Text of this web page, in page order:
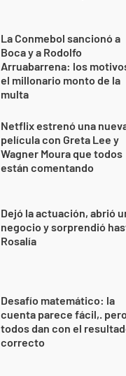
La Conmebol sancionó a
Boca y a Rodolfo
Arruabarrena: los
el millonario monto de la
multa
Netflix estrenó una
película con Greta Lee y
Wagner Moura que todos
están comentando
Dejó la actuación, abrió
negocio y sorprendió
Rosalía
Desafío matemático: la
cuenta parece fácil,.
todos dan con el
correcto